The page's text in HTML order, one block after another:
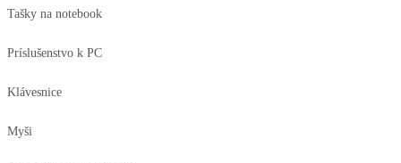
Tašky na notebook
Príslušenstvo k PC
Klávesnice
Myši